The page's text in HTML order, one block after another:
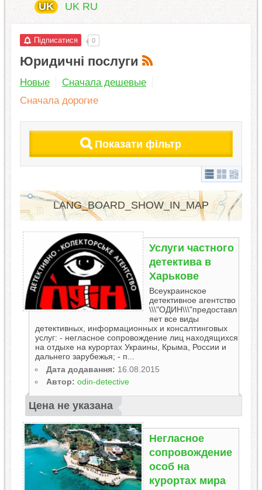
UK UK RU
Підписатися 0
Юридичні послуги
Новые
Сначала дешевые
Сначала дорогие
Показати фільтр
LANG_BOARD_SHOW_IN_MAP
Услуги частного
детектива в
Харькове
Всеукраинское
детективное агентство
\\\"ОДИН\\\"предоставл
яет все виды
детективных, информационных и консалтинговых
услуг: - негласное сопровождение лиц находящихся
на отдыхе на курортах Украины, Крыма, России и
дальнего зарубежья; - п...
Дата додавання: 16.08.2015
Автор: odin-detective
Цена не указана
Негласное
сопровождение
особ на
курортах мира